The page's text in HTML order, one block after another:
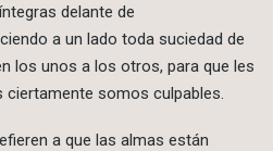
delante de
a un lado toda suciedad de
los unos a los otros, para que les
somos culpables.
a que las almas están